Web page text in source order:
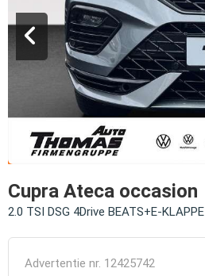
Cupra Ateca occasion
2.0 TSI DSG 4Drive BEATS+E-KLAPPE
Advertentie nr. 12425742